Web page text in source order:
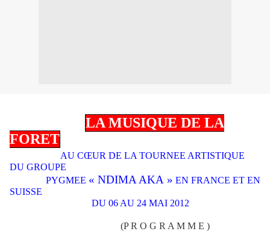
LA MUSIQUE DE LA
FORET
AU CŒUR DE LA TOURNEE ARTISTIQUE
DU GROUPE
PYGMEE « NDIMA AKA » EN FRANCE ET EN
SUISSE
DU 06 AU 24 MAI 2012
(P R O G R A M M E )